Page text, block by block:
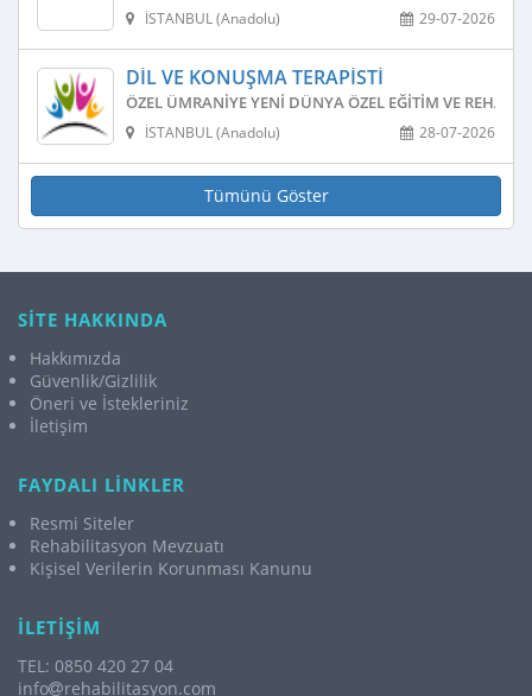
29-07-2026
İSTANBUL (Anadolu)
DIL VE KONUŞMA TERAPISTI
ÖZEL ÜMRANIYE YENI DÜNYA ÖZEL EĞITIM VE
28-07-2026
İSTANBUL (Anadolu)
Tümünü Göster
SİTE HAKKINDA
Hakkımızda
Güvenlik/Gizlilik
Öneri ve İstekleriniz
İletişim
FAYDALI LİNKLER
Resmi Siteler
Rehabilitasyon Mevzuatı
Kişisel Verilerin Korunması Kanunu
İLETİŞİM
TEL: 0850 420 27 04
info
rehabilitasyon.com